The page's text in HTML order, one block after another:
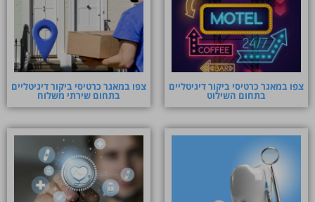
צפו במאגר כרטיסי ביקור דיגיטליים
בתחום השילוט
צפו במאגר כרטיסי ביקור דיגיטליים
בתחום שירתי משלוח